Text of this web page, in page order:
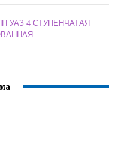
УАЗ 4 СТУПЕНЧАТАЯ